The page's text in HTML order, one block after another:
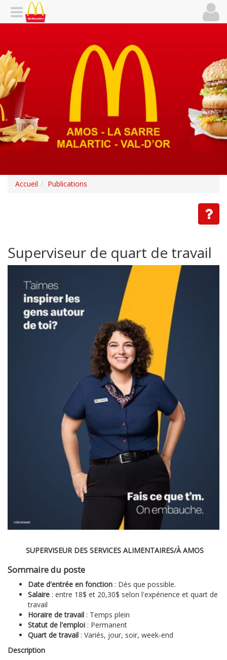
Accueil Publications
Superviseur de quart de travail
SUPERVISEUR DES SERVICES ALIMENTAIRES/À AMOS
Sommaire du poste
Date d'entrée en fonction : Dès que possible.
Salaire : entre 18$ et 20,30$ selon l'expérience et quart de
travail
Horaire de travail : Temps plein
Statut de l'emploi : Permanent
Quart de travail : Variés, jour, soir, week-end
Description